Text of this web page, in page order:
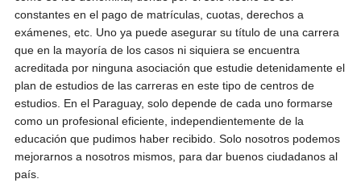
constantes en el pago de matrículas, cuotas, derechos a
exámenes, etc. Uno ya puede asegurar su título de una carrera
que en la mayoría de los casos ni siquiera se encuentra
acreditada por ninguna asociación que estudie detenidamente el
plan de estudios de las carreras en este tipo de centros de
estudios. En el Paraguay, solo depende de cada uno formarse
como un profesional eficiente, independientemente de la
educación que pudimos haber recibido. Solo nosotros podemos
mejorarnos a nosotros mismos, para dar buenos ciudadanos al
país.